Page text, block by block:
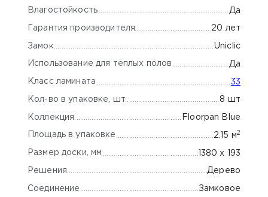
Влагостойкость Да
Гарантия производителя 20 лет
Замок Uniclic
Использование для теплых полов Да
Класс ламината 33
Кол-во в упаковке, шт 8 шт
Коллекция Floorpan Blue
Площадь в упаковке 2.15 м2
Размер доски, мм 1380 х 193
Решения Дерево
Соединение Замковое